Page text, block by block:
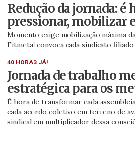
Redução da jornada: é
pressionar, mobilizar
Momento exige mobilização máxima
Fitmetal convoca cada sindicato
40 HORAS JÁ!
Jornada de trabalho
estratégica para os
É hora de transformar cada
cada acordo coletivo em terreno de
sindical em multiplicador dessa